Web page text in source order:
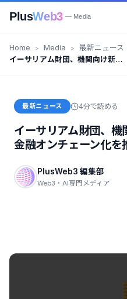
PlusWeb3 — Media
Home Media
最新ニュース
イーサリアム財団、機関向け新サ
最新ニュース 4分で読める
イーサリアム財団、
金融オンチェーン化を
PlusWeb3 編集部
Web3・AI専門メディア